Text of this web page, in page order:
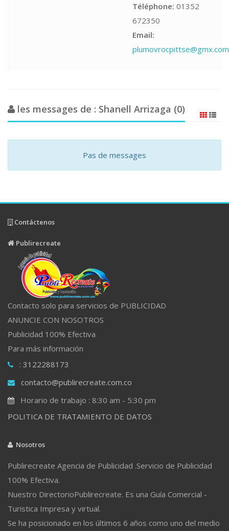
Téléphone: 01352
672350
Email:
plumovrocpittse@gmx.com
les messages de : Shanell Arrizaga (0)
Pas de messages
Contáctenos
Publirecreate
Contacto solo para servicios de PUBLICIDAD
ANUNCIE CON NOSOTROS
Publicidad 100% Efectiva
Para más información
: 3122288173
contacto@publirecreate.com.co
Horario de trabajo : 8:30 am - 5:30 pm
POLITICA DE TRATAMIENTO DE DATOS
Nosotros
Publirecreate Agencia de Publicidad .Servicio de Publicidad
100% Efectiva.
Nuestro DirectorioPublirecreate. Es una Guía Comercial -
Turistica Impresa y virtual.
Se ha posicionado en los últimos 6 años como uno del medio